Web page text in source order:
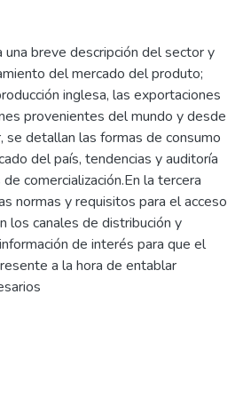
una breve descripción del sector y
del mercado del produto;
inglesa, las exportaciones
provenientes del mundo y desde
se detallan las formas de consumo
del país, tendencias y auditoría
comercialización.En la tercera
normas y requisitos para el acceso
los canales de distribución y
de interés para que el
a la hora de entablar